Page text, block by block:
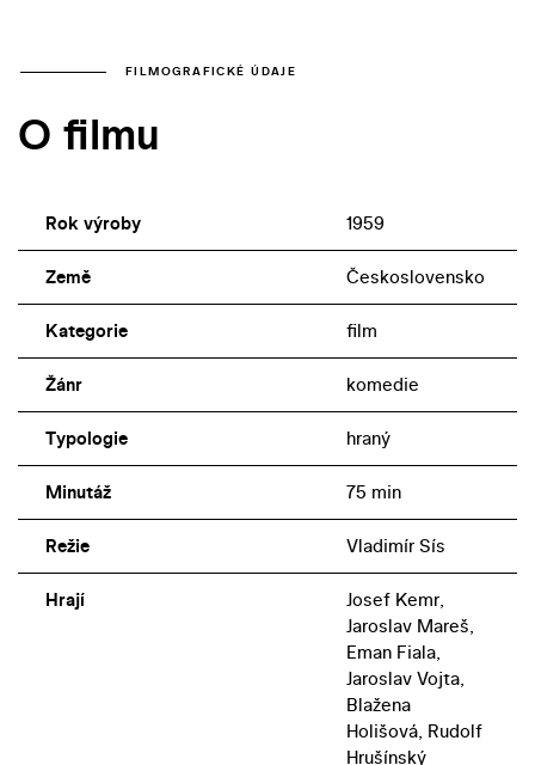
FILMOGRAFICKÉ ÚDAJE
O filmu
Rok výroby 1959
Země Československo
Kategorie film
Žánr komedie
Typologie hraný
Minutáž 75 min
Režie Vladimír Sís
Hrají
Josef Kemr,
Jaroslav Mareš,
Eman Fiala,
Jaroslav Vojta,
Blažena
Holišová, Rudolf
Hrušínský